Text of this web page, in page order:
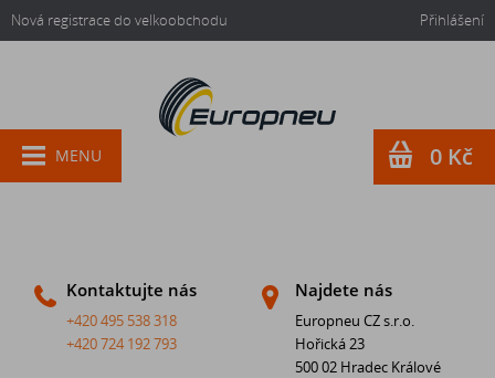
Nová registrace do velkoobchodu Přihlášení
Kontaktujte nás
+420 495 538 318
+420 724 192 793
Najdete nás
Europneu CZ s.r.o.
Hořická 23
500 02 Hradec Králové
MENU 0 Kč